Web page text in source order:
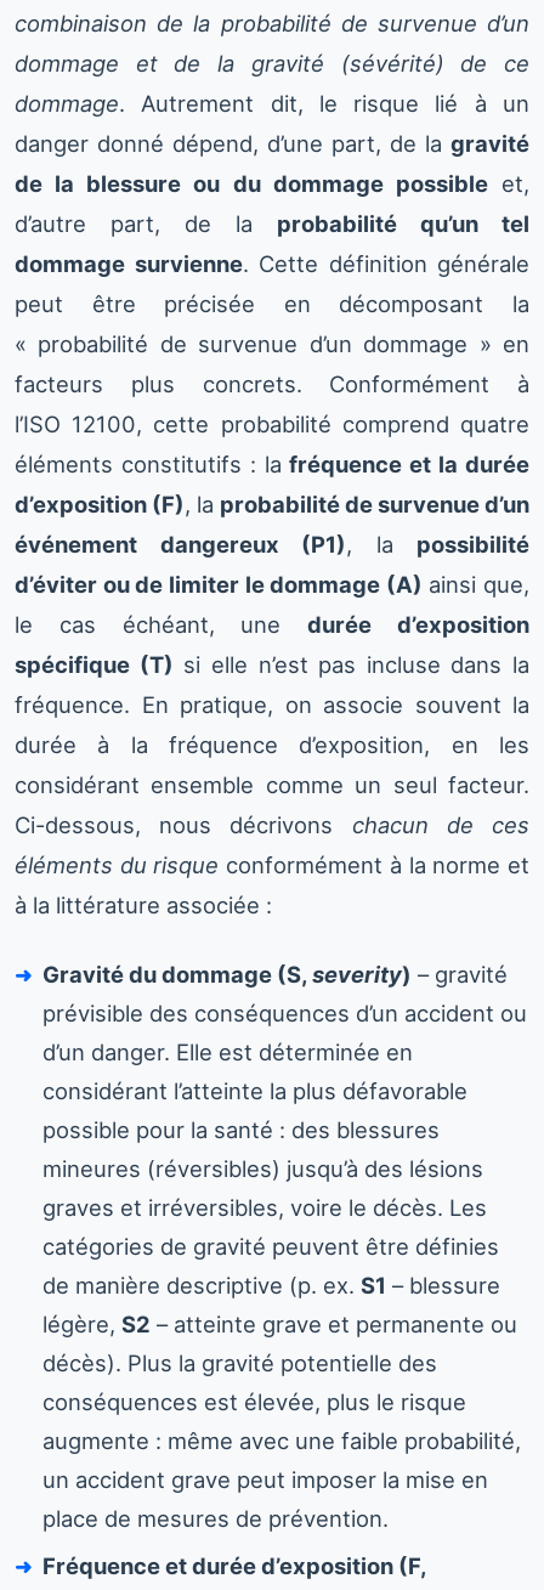
combinaison de la probabilité de survenue d’un
dommage et de la gravité (sévérité) de ce
dommage. Autrement dit, le risque lié à un
danger donné dépend, d’une part, de la gravité
de la blessure ou du dommage possibleet,
d’autre part, de la probabilité qu’un tel
dommage survienne. Cette définition générale
peut être précisée en décomposant la
« probabilité de survenue d’un dommage » en
facteurs plus concrets. Conformément à
l’ISO 12100, cette probabilité comprend quatre
éléments constitutifs : lafréquence et la durée
d’exposition (F), la probabilité de survenue d’un
événement dangereux (P1), la possibilité
d’éviter ou de limiter le dommage (A) ainsi que,
le cas échéant, unedurée d’exposition
spécifique (T) si elle n’est pas incluse dans la
fréquence. En pratique, on associe souvent la
durée à la fréquence d’exposition, en les
considérant ensemble comme un seul facteur.
Ci-dessous, nous décrivons chacun de ces
éléments du risque conformément à la norme et
à la littérature associée :
Gravité du dommage (S,severity) – gravité
prévisible des conséquences d’un accident ou
d’un danger. Elle est déterminée en
considérant l’atteinte la plus défavorable
possible pour la santé : des blessures
mineures (réversibles) jusqu’à des lésions
graves et irréversibles, voire le décès. Les
catégories de gravité peuvent être définies
de manière descriptive (p. ex.S1 – blessure
légère,S2 – atteinte grave et permanente ou
décès). Plus la gravité potentielle des
conséquences est élevée, plus le risque
augmente : même avec une faible probabilité,
un accident grave peut imposer la mise en
place de mesures de prévention.
Fréquence et durée d’exposition (F,